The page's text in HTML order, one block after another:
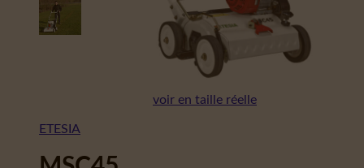
voir en taille réelle
ETESIA